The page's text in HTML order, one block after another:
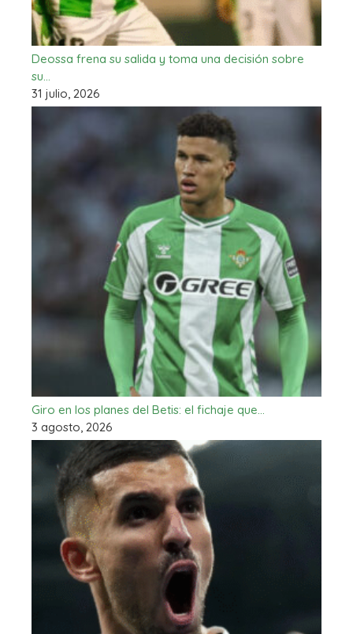
Deossa frena su salida y toma una decisión sobre
su…
31 julio, 2026
Giro en los planes del Betis: el fichaje que…
3 agosto, 2026